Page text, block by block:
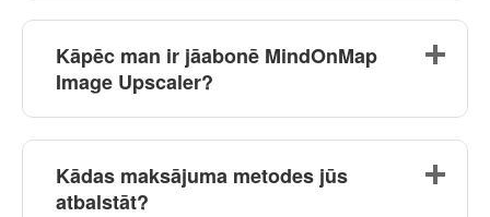
Kāpēc man ir jāabonē MindOnMap
Image Upscaler?
Kādas maksājuma metodes jūs
atbalstāt?